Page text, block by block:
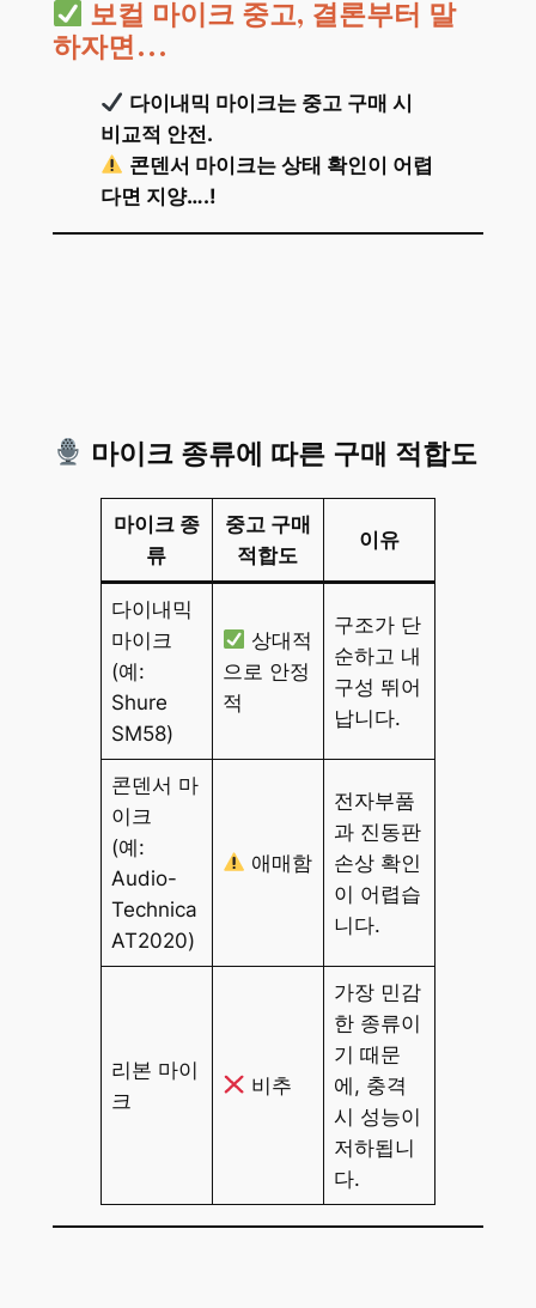
보컬 마이크 중고, 결론부터 말
하자면…
다이내믹 마이크는 중고 구매 시
비교적 안전.
콘덴서 마이크는 상태 확인이 어렵
다면 지양….!
마이크 종류에 따른 구매 적합도
마이크 종
류
중고 구매
적합도
이유
다이내믹
마이크
(예:
Shure
SM58)
상대적
으로 안정
적
구조가 단
순하고 내
구성 뛰어
납니다.
콘덴서 마
이크
(예:
Audio-
Technica
AT2020)
애매함
전자부품
과 진동판
손상 확인
이 어렵습
니다.
리본 마이
크
비추
가장 민감
한 종류이
기 때문
에, 충격
시 성능이
저하됩니
다.